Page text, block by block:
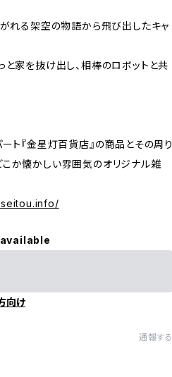
れる架空の物語から飛び出したキャ
家を抜け出し、相棒のロボットと共
ト『金星灯百貨店』の商品とその周り
か懐かしい雰囲気のオリジナル雑
向け
通報する